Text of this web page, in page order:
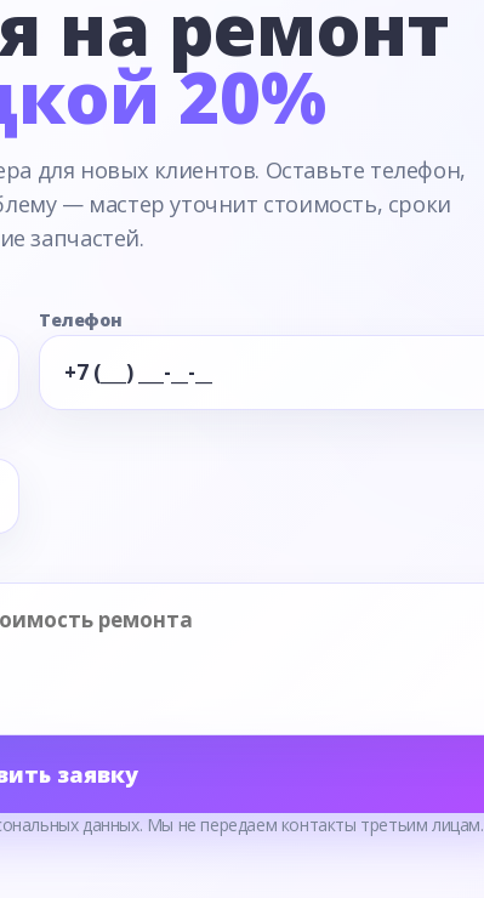
на ремонт
20%
для новых клиентов. Оставьте телефон,
— мастер уточнит стоимость, сроки
запчастей.
Телефон
заявку
данных. Мы не передаем контакты третьим лицам.